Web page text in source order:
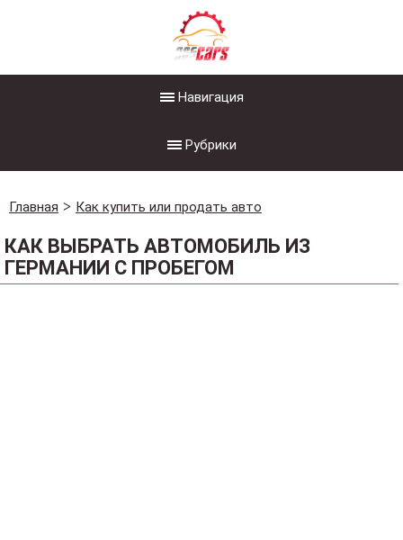
Навигация
Рубрики
Главная Как купить или продать авто
КАК ВЫБРАТЬ АВТОМОБИЛЬ ИЗ
ГЕРМАНИИ С ПРОБЕГОМ